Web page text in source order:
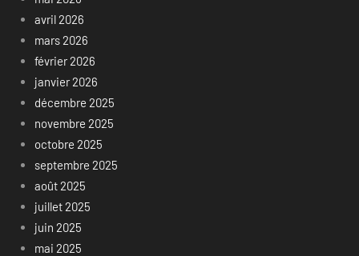
avril 2026
mars 2026
février 2026
janvier 2026
décembre 2025
novembre 2025
octobre 2025
septembre 2025
août 2025
juillet 2025
juin 2025
mai 2025